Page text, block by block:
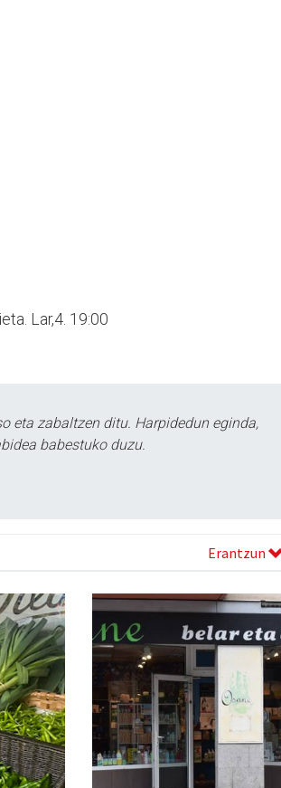
Lar,4. 19:00
eta zabaltzen ditu. Harpidedun eginda,
babestuko duzu.
Erantzun